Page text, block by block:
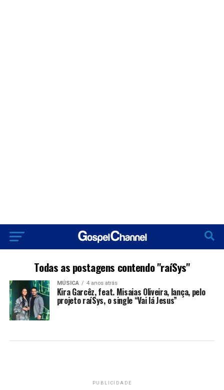
Todas as postagens contendo "raíSys"
MÚSICA 4 anos atrás
Kira Garcêz, feat. Misaias Oliveira, lança, pelo
projeto raíSys, o single “Vai lá Jesus”
PUBLICIDADE